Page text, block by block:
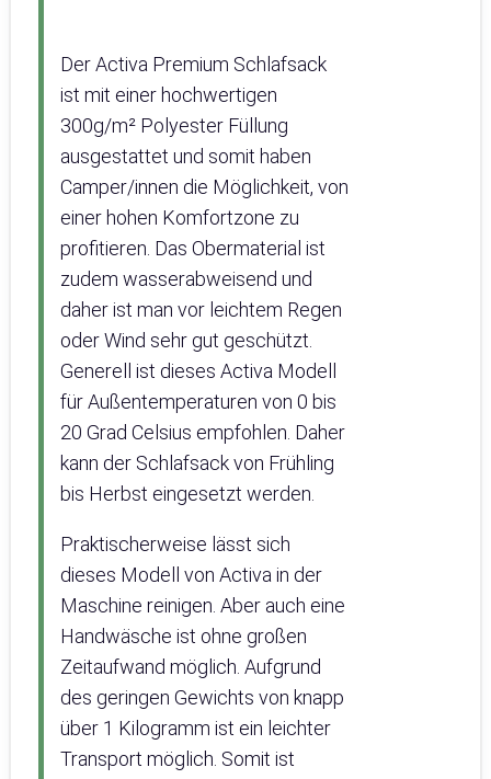
Der Activa Premium Schlafsack
ist mit einer hochwertigen
300g/m² Polyester Füllung
ausgestattet und somit haben
Camper/innen die Möglichkeit, von
einer hohen Komfortzone zu
profitieren. Das Obermaterial ist
zudem wasserabweisend und
daher ist man vor leichtem Regen
oder Wind sehr gut geschützt.
Generell ist dieses Activa Modell
für Außentemperaturen von 0 bis
20 Grad Celsius empfohlen. Daher
kann der Schlafsack von Frühling
bis Herbst eingesetzt werden.
Praktischerweise lässt sich
dieses Modell von Activa in der
Maschine reinigen. Aber auch eine
Handwäsche ist ohne großen
Zeitaufwand möglich. Aufgrund
des geringen Gewichts von knapp
über 1 Kilogramm ist ein leichter
Transport möglich. Somit ist